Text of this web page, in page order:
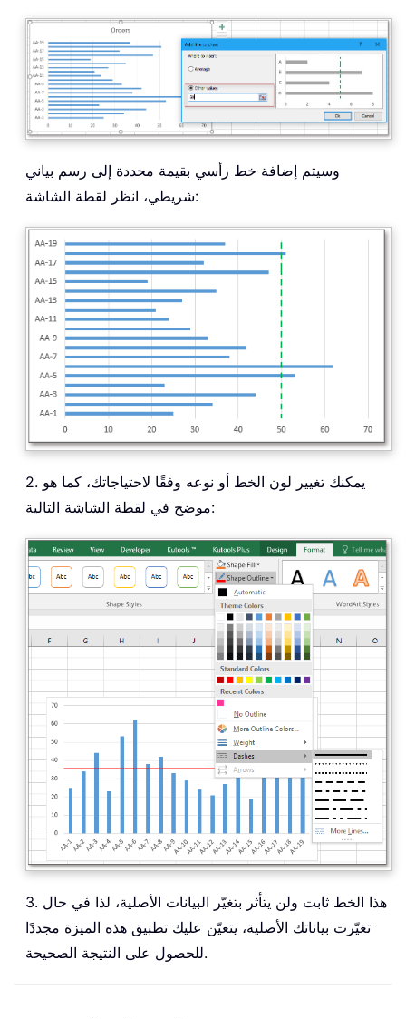
وسيتم إضافة خط رأسي بقيمة محددة إلى رسم بياني
شريطي، انظر لقطة الشاشة:
2. يمكنك تغيير لون الخط أو نوعه وفقًا لاحتياجاتك، كما هو
موضح في لقطة الشاشة التالية:
3. هذا الخط ثابت ولن يتأثر بتغيّر البيانات الأصلية، لذا في حال
تغيّرت بياناتك الأصلية، يتعيّن عليك تطبيق هذه الميزة مجددًا
للحصول على النتيجة الصحيحة.